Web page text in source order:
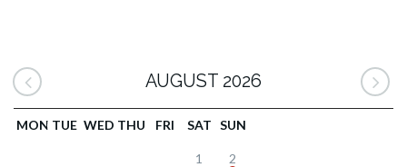
AUGUST 2026
MON TUE WED THU FRI SAT SUN
1 2